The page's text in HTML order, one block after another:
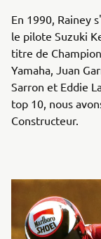
En 1990, Rainey
le pilote Suzuki
titre de
Yamaha, Juan
Sarron et Eddie
top 10, nous
Constructeur.